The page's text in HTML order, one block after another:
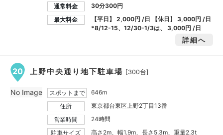
通常料金
30分300円
最大料金
【平日】2,000円/日 【休日】3,000円/日
*8/12-15、12/30-1/3は、3,000円/日
詳細へ
20 上野中央通り地下駐車場 [300台]
スポットまで
646m
住所
東京都台東区上野2丁目13番
営業時間
24時間
駐車サイズ
高さ2m、幅1.9m、長さ5.3m、重量2.3t
No Image